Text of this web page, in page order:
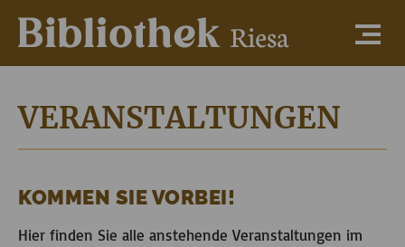
VERANSTALTUNGEN
KOMMEN SIE VORBEI!
Hier finden Sie alle anstehende Veranstaltungen im